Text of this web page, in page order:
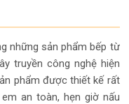
những sản phẩm bếp từ
truyền công nghệ hiện
phẩm được thiết kế rất
an toàn, hẹn giờ nấu